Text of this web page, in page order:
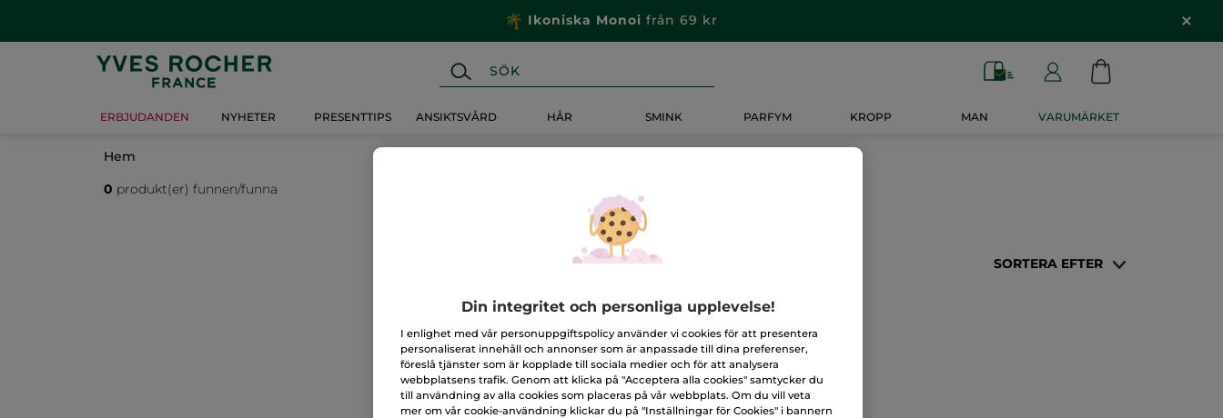
Ikoniska Monoi från 69 kr
ERBJUDANDEN NYHETER PRESENTTIPS ANSIKTSVÅRD HÅR SMINK PARFYM KROPP MAN VARUMÄRKET
Hem
0 produkt(er) funnen/funna
SORTERA EFTER
Din integritet och personliga upplevelse!
I enlighet med vår personuppgiftspolicy använder vi cookies för att presentera
personaliserat innehåll och annonser som är anpassade till dina preferenser,
föreslå tjänster som är kopplade till sociala medier och för att analysera
webbplatsens trafik. Genom att klicka på "Acceptera alla cookies" samtycker du
till användning av alla cookies som placeras på vår webbplats. Om du vill veta
mer om vår cookie-användning klickar du på "Inställningar för Cookies" i bannern